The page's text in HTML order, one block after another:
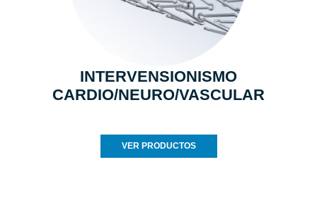
INTERVENSIONISMO
CARDIO/NEURO/VASCULAR
VER PRODUCTOS